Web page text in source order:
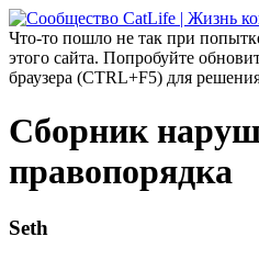
Что-то пошло не так при
этого сайта. Попробуйте
браузера (CTRL+F5) для
Сборник
правопорядка
Seth